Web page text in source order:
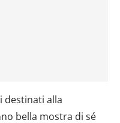
destinati alla
bella mostra di sé